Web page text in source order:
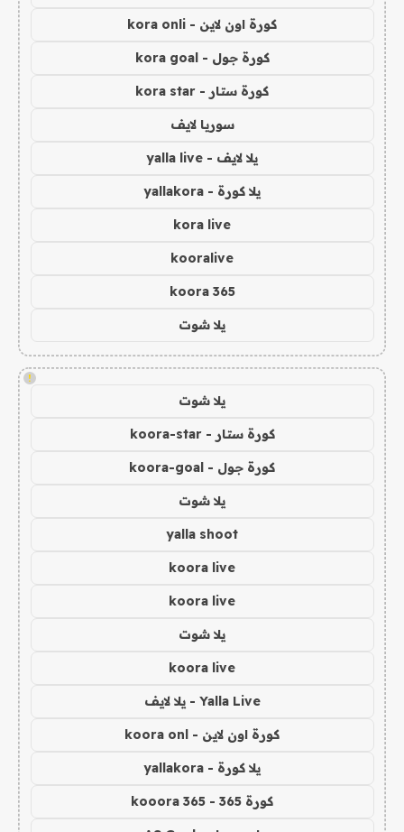
كورة اون لاين - kora onli
كورة جول - kora goal
كورة ستار - kora star
سوريا لايف
يلا لايف - yalla live
يلا كورة - yallakora
kora live
kooralive
koora 365
يلا شوت
!
يلا شوت
كورة ستار - koora-star
كورة جول - koora-goal
يلا شوت
yalla shoot
koora live
koora live
يلا شوت
koora live
Yalla Live - يلا لايف
كورة اون لاين - koora onl
يلا كورة - yallakora
كورة 365 - kooora 365